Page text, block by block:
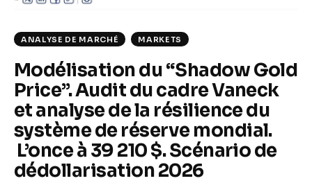
ANALYSE DE MARCHÉ MARKETS
Modélisation du “Shadow Gold
Price”. Audit du cadre Vaneck
et analyse de la résilience du
système de réserve mondial.
L’once à 39 210 $. Scénario de
dédollarisation 2026